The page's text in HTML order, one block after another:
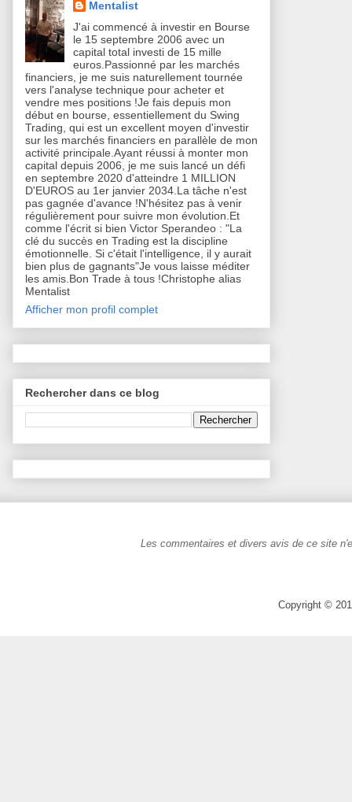
Mentalist
J'ai commencé à investir en Bourse
le 15 septembre 2006 avec un
capital total investi de 15 mille
euros.Passionné par les marchés
financiers, je me suis naturellement tournée
vers l'analyse technique pour acheter et
vendre mes positions !Je fais depuis mon
début en bourse, essentiellement du Swing
Trading, qui est un excellent moyen d'investir
sur les marchés financiers en parallèle de mon
activité principale.Ayant réussi à monter mon
capital depuis 2006, je me suis lancé un défi
en septembre 2020 d'atteindre 1 MILLION
D'EUROS au 1er janvier 2034.La tâche n'est
pas gagnée d'avance !N'hésitez pas à venir
régulièrement pour suivre mon évolution.Et
comme l'écrit si bien Victor Sperandeo : "La
clé du succès en Trading est la discipline
émotionnelle. Si c'était l'intelligence, il y aurait
bien plus de gagnants"Je vous laisse méditer
les amis.Bon Trade à tous !Christophe alias
Mentalist
Afficher mon profil complet
Rechercher dans ce blog
Les commentaires et divers avis de ce site
Copyright ©